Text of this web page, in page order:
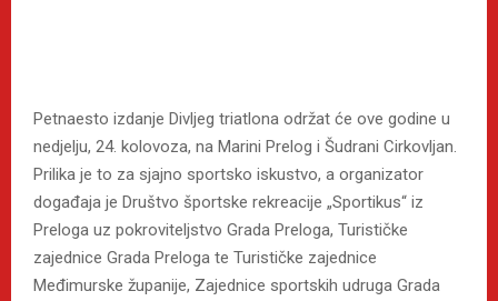
Petnaesto izdanje Divljeg triatlona održat će ove godine u
nedjelju, 24. kolovoza, na Marini Prelog i Šudrani Cirkovljan.
Prilika je to za sjajno sportsko iskustvo, a organizator
događaja je Društvo športske rekreacije „Sportikus“ iz
Preloga uz pokroviteljstvo Grada Preloga, Turističke
zajednice Grada Preloga te Turističke zajednice
Međimurske županije, Zajednice sportskih udruga Grada